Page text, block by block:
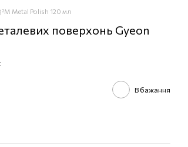
Metal Polish 120 мл
поверхонь Gyeon
В бажання